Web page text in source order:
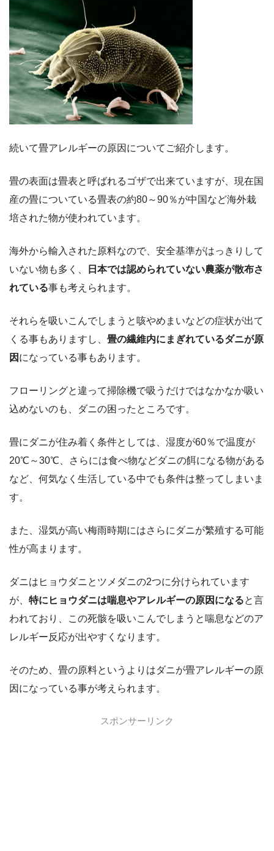
続いて畳アレルギーの原因についてご紹介します。
畳の表面は畳表と呼ばれるゴザで出来ていますが、現在国
産の畳についている畳表の約80～90％が中国など海外栽
培された物が使われています。
海外から輸入された原料なので、安全基準がはっきりして
いない物も多く、
日本では認められていない農薬が散布さ
れている事も考えられます。
それらを吸いこんでしまうと咳やめまいなどの症状が出て
くる事もありますし、 畳の繊維内にまぎれているダニが原
因 になっている事もあります。
フローリングと違って掃除機で吸うだけではなかなか吸い
込めないのも、ダニの困ったところです。
畳にダニが住み着く条件としては、湿度が60％で温度が
20℃～30℃、さらには食べ物などダニの餌になる物がある
など、何気なく生活している中でも条件は整ってしまいま
す。
また、湿気が高い梅雨時期にはさらにダニが繁殖する可能
性が高まります。
ダニはヒョウダニとツメダニの2つに分けられています
が、 特にヒョウダニは喘息やアレルギーの原因になると言
われており、この死骸を吸いこんでしまうと喘息などのア
レルギー反応が出やすくなります。
そのため、畳の原料というよりはダニが畳アレルギーの原
因になっている事が考えられます。
スポンサーリンク